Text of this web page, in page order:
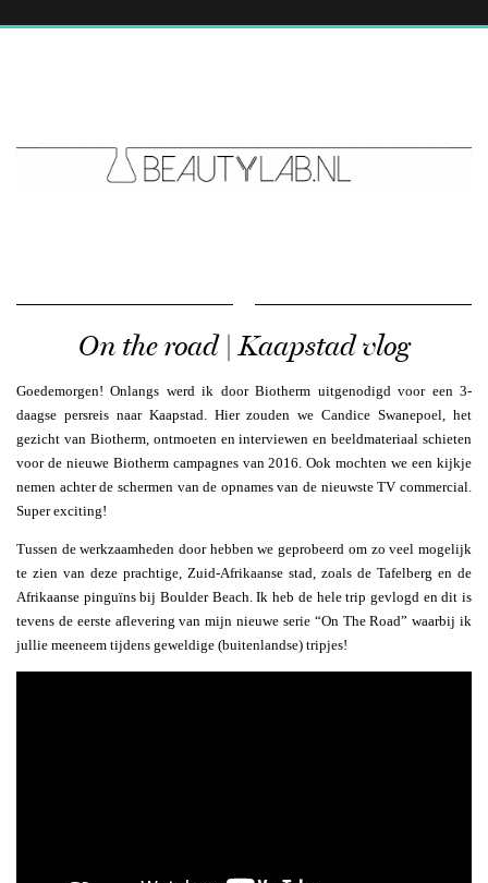
On the road | Kaapstad vlog
Goedemorgen! Onlangs werd ik door Biotherm uitgenodigd voor een 3-
daagse persreis naar Kaapstad. Hier zouden we Candice Swanepoel, het
gezicht van Biotherm, ontmoeten en interviewen en beeldmateriaal schieten
voor de nieuwe Biotherm campagnes van 2016. Ook mochten we een kijkje
nemen achter de schermen van de opnames van de nieuwste TV commercial.
Super exciting!
Tussen de werkzaamheden door hebben we geprobeerd om zo veel mogelijk
te zien van deze prachtige, Zuid-Afrikaanse stad, zoals de Tafelberg en de
Afrikaanse pinguïns bij Boulder Beach. Ik heb de hele trip gevlogd en dit is
tevens de eerste aflevering van mijn nieuwe serie “On The Road” waarbij ik
jullie meeneem tijdens geweldige (buitenlandse) tripjes!